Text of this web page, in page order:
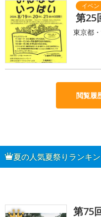
第25
東京都
閲覧履
夏の人気夏祭りランキ
第75